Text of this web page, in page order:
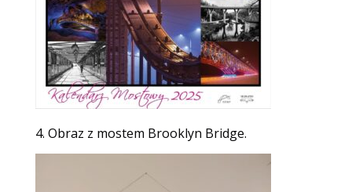
4. Obraz z mostem Brooklyn Bridge.